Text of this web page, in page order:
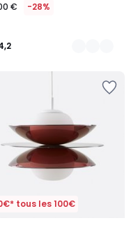
€ -28%
tous les 100€